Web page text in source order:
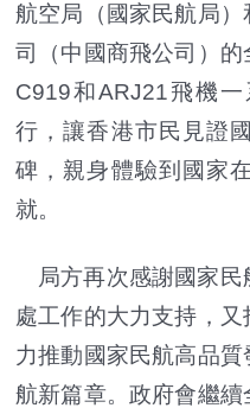
航空局（國家民航局
司（中國商飛公司）
C919和ARJ21飛機
行，讓香港市民見證
碑，親身體驗到國家
就。
局方再次感謝國家民
處工作的大力支持，
力推動國家民航高品
航新篇章。政府會繼